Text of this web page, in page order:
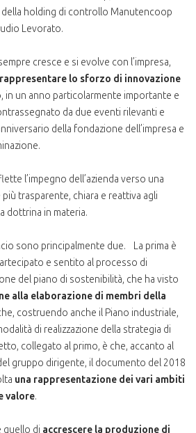
holding di controllo Manutencoop
Levorato.
cresce e si evolve con l’impresa,
lo sforzo di innovazione
, in un anno particolarmente importante e
da due eventi rilevanti e
della fondazione dell’impresa e
l’impegno dell’azienda verso una
trasparente, chiara e reattiva agli
dottrina in materia.
sono principalmente due. La prima è
e sentito al processo di
del piano di sostenibilità, che ha visto
alla elaborazione di membri della
costruendo anche il Piano industriale,
di realizzazione della strategia di
collegato al primo, è che, accanto al
gruppo dirigente, il documento del 2018
una rappresentazione dei vari ambiti
valore.
quello di accrescere la produzione di